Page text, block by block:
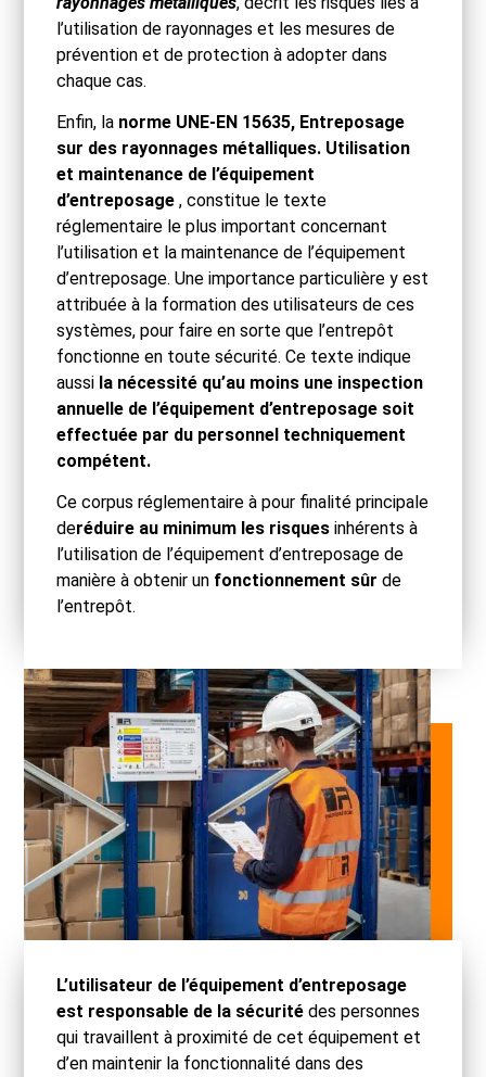
l’utilisation de rayonnages et les mesures de
prévention et de protection à adopter dans
chaque cas.
Enfin, la norme UNE-EN 15635, Entreposage
sur des rayonnages métalliques. Utilisation
et maintenance de l’équipement
d’entreposage, constitue le texte
réglementaire le plus important concernant
l’utilisation et la maintenance de l’équipement
d’entreposage. Une importance particulière y est
attribuée à la formation des utilisateurs de ces
systèmes, pour faire en sorte que l’entrepôt
fonctionne en toute sécurité. Ce texte indique
aussi la nécessité qu’au moins une inspection
annuelle de l’équipement d’entreposage soit
effectuée par du personnel techniquement
compétent.
Ce corpus réglementaire à pour finalité principale
deréduire au minimum les risques inhérents à
l’utilisation de l’équipement d’entreposage de
manière à obtenir un fonctionnement sûr de
l’entrepôt.
L’utilisateur de l’équipement d’entreposage
est responsable de la sécurité des personnes
qui travaillent à proximité de cet équipement et
d’en maintenir la fonctionnalité dans des